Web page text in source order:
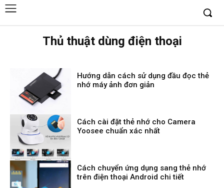
Thủ thuật dùng điện thoại
Hướng dẫn cách sử dụng đầu đọc thẻ
nhớ máy ảnh đơn giản
Cách cài đặt thẻ nhớ cho Camera
Yoosee chuẩn xác nhất
Cách chuyển ứng dụng sang thẻ nhớ
trên điện thoại Android chi tiết